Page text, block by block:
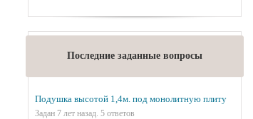
Последние заданные вопросы
Подушка высотой 1,4м. под монолитную плиту
Задан 7 лет назад. 5 ответов